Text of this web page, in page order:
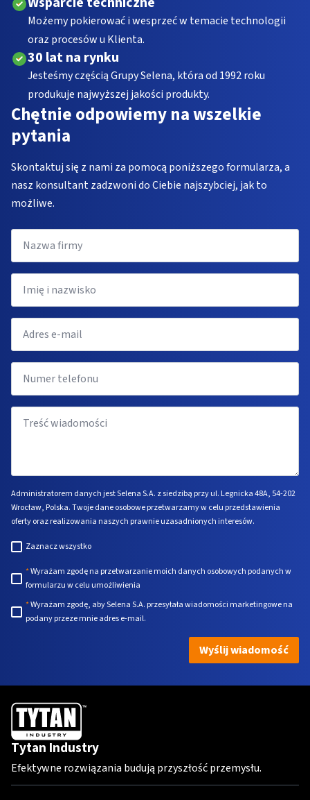
Możemy pokierować i wesprzeć w temacie technologii
oraz procesów u Klienta.
30 lat na rynku
Jesteśmy częścią Grupy Selena, która od 1992 roku
produkuje najwyższej jakości produkty.
Chętnie odpowiemy na wszelkie
pytania
Skontaktuj się z nami za pomocą poniższego formularza, a
nasz konsultant zadzwoni do Ciebie najszybciej, jak to
możliwe.
Nazwa
firmy
Imię
nazwisko
*
Email
Numer
telefonu
Message
Administratorem danych jest Selena S.A. z siedzibą przy ul. Legnicka 48A, 54-202
Wrocław, Polska. Twoje dane osobowe przetwarzamy w celu przedstawienia
oferty oraz realizowania naszych prawnie uzasadnionych interesów.
Zaznacz
wszystko
Zaznacz wszystko
Zgody
*Wyrażam zgodę na przetwarzanie moich danych osobowych podanych w
formularzu w celu umożliwienia
*Wyrażam zgodę, aby Selena S.A. przesyłała wiadomości marketingowe na
podany przeze mnie adres e-mail.
Wyślij wiadomość
Tytan Industry
Efektywne rozwiązania budują przyszłość przemysłu.